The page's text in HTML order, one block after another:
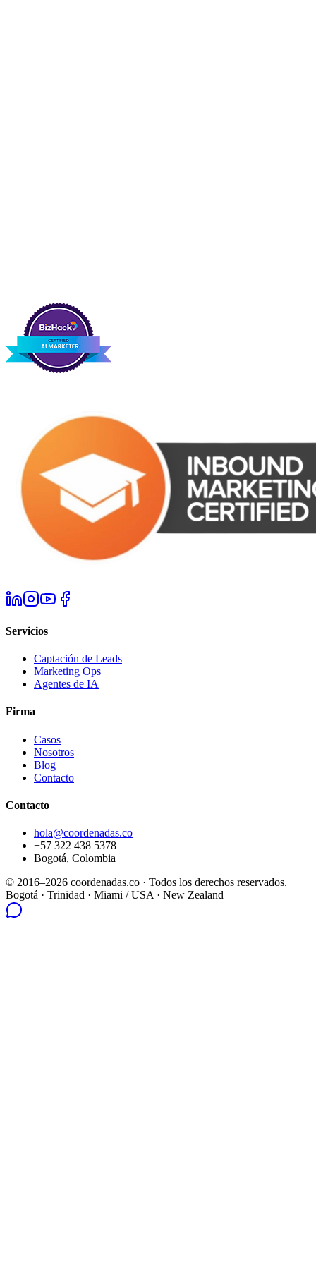
Servicios
Captación de Leads
Marketing Ops
Agentes de IA
Firma
Casos
Nosotros
Blog
Contacto
Contacto
hola@coordenadas.co
+57 322 438 5378
Bogotá, Colombia
© 2016–2026 coordenadas.co · Todos los derechos reservados.
Bogotá · Trinidad · Miami / USA · New Zealand